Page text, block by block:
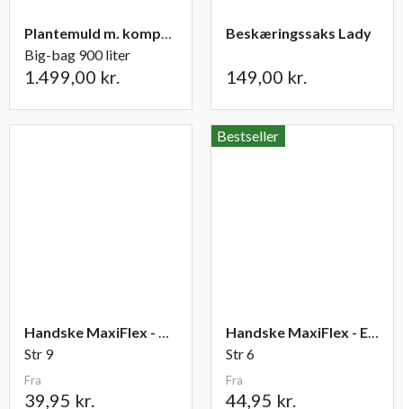
Plantemuld m. kompost fra Champost
Big-bag 900 liter
1.499,00 kr.
Beskæringssaks Lady
149,00 kr.
Handske MaxiFlex - Ultimate
Str 9
Fra
39,95 kr.
Bestseller
Handske MaxiFlex - Endurance
Str 6
Fra
44,95 kr.